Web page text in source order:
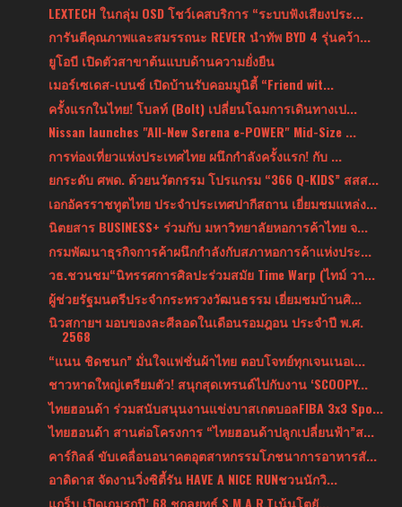
LEXTECH ในกลุ่ม OSD โชว์เคสบริการ “ระบบฟังเสียงประ...
การันตีคุณภาพและสมรรถนะ REVER นำทัพ BYD 4 รุ่นคว้า...
ยูโอบี เปิดตัวสาขาต้นแบบด้านความยั่งยืน
เมอร์เซเดส-เบนซ์ เปิดบ้านรับคอมมูนิตี้ “Friend wit...
ครั้งแรกในไทย! โบลท์ (Bolt) เปลี่ยนโฉมการเดินทางเป...
Nissan launches "All-New Serena e-POWER" Mid-Size ...
การท่องเที่ยวแห่งประเทศไทย ผนึกกำลังครั้งแรก! กับ ...
ยกระดับ ศพด. ด้วยนวัตกรรม โปรแกรม “366 Q-KIDS” สสส...
เอกอัครราชทูตไทย ประจำประเทศปากีสถาน เยี่ยมชมแหล่ง...
นิตยสาร BUSINESS+ ร่วมกับ มหาวิทยาลัยหอการค้าไทย จ...
กรมพัฒนาธุรกิจการค้าผนึกกำลังกับสภาหอการค้าแห่งประ...
วธ.ชวนชม“นิทรรศการศิลปะร่วมสมัย Time Warp (ไทม์ วา...
ผู้ช่วยรัฐมนตรีประจำกระทรวงวัฒนธรรม เยี่ยมชมบ้านศิ...
นิวสกายฯ มอบของละศีลอดในเดือนรอมฎอน ประจำปี พ.ศ.
2568
“แนน ชิดชนก” มั่นใจแฟชั่นผ้าไทย ตอบโจทย์ทุกเจนเนอเ...
ชาวหาดใหญ่เตรียมตัว! สนุกสุดเทรนด์ไปกับงาน ‘SCOOPY...
ไทยฮอนด้า ร่วมสนับสนุนงานแข่งบาสเกตบอลFIBA 3x3 Spo...
ไทยฮอนด้า สานต่อโครงการ “ไทยฮอนด้าปลูกเปลี่ยนฟ้า”ส...
คาร์กิลล์ ขับเคลื่อนอนาคตอุตสาหกรรมโภชนาการอาหารสั...
อาดิดาส จัดงานวิ่งซิตี้รัน HAVE A NICE RUNชวนนักวิ...
แกร็บ เปิดเกมรุกปี’ 68 ชูกลยุทธ์ S.M.A.R.Tเน้นโตยั...